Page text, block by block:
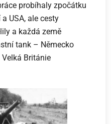
probíhaly zpočátku
USA, ale cesty
a každá země
tank – Německo
Velká Británie